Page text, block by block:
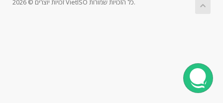
זכויות יוצרים © 2026 VietISO כל הזכויות שמורות.